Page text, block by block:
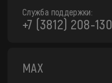
Служба поддержки:
+7 (3812) 208-130
MAX